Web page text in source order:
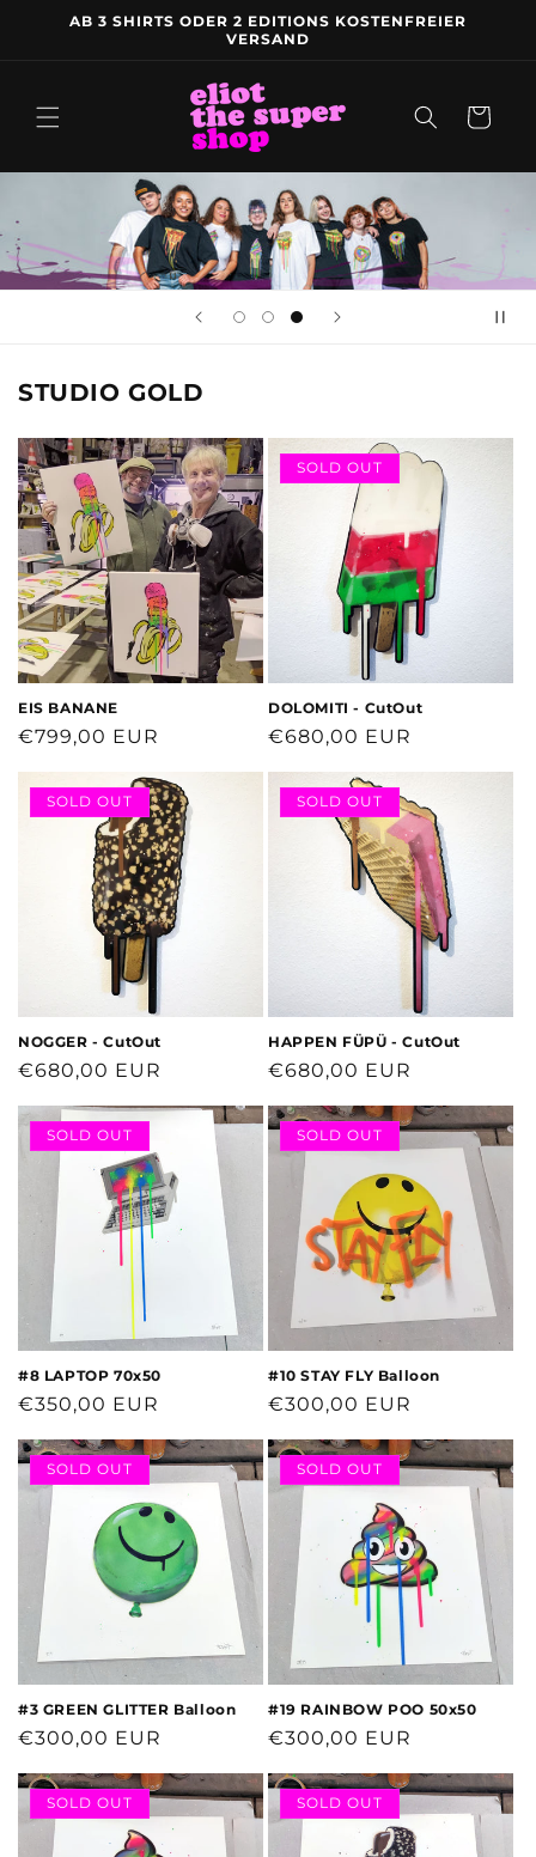
zumAB 3 SHIRTS ODER 2 EDITIONS KOSTENFREIER
VERSAND
Warenkorb
STUDIO GOLD
EIS BANANE
Normaler
€799,00 EUR
SOLD OUT
DOLOMITI - CutOut
Normaler
€680,00 EUR
SOLD OUT
NOGGER - CutOut
Normaler
€680,00 EUR
SOLD OUT
HAPPEN FÜPÜ - CutOut
Normaler
€680,00 EUR
SOLD OUT
#8 LAPTOP 70x50
Normaler
€350,00 EUR
SOLD OUT
#10 STAY FLY Balloon
Normaler
€300,00 EUR
SOLD OUT
#3 GREEN GLITTER Balloon
Normaler
€300,00 EUR
SOLD OUT
#19 RAINBOW POO 50x50
Normaler
€300,00 EUR
SOLD OUT SOLD OUT